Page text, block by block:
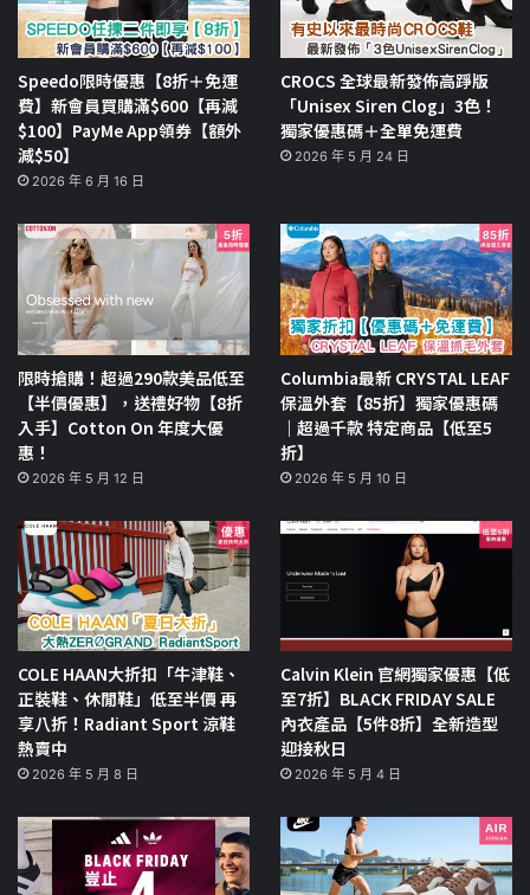
Speedo限時優惠【8折＋免運
費】新會員買購滿$600【再減
$100】PayMe App領券【額外
減$50】
2026 年 6 月 16 日
CROCS 全球最新發佈高踭版
「Unisex Siren Clog」3色！
獨家優惠碼＋全單免運費
2026 年 5 月 24 日
限時搶購！超過290款美品低至
【半價優惠】，送禮好物【8折
入手】Cotton On 年度大優
惠！
2026 年 5 月 12 日
Columbia最新 CRYSTAL LEAF
保溫外套【85折】獨家優惠碼
｜超過千款 特定商品【低至5
折】
2026 年 5 月 10 日
COLE HAAN大折扣「牛津鞋、
正裝鞋、休閒鞋」低至半價 再
享八折！Radiant Sport 涼鞋
熱賣中
2026 年 5 月 8 日
Calvin Klein 官網獨家優惠【低
至7折】BLACK FRIDAY SALE
內衣產品【5件8折】全新造型
迎接秋日
2026 年 5 月 4 日